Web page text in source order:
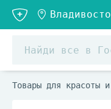
Товары для красоты